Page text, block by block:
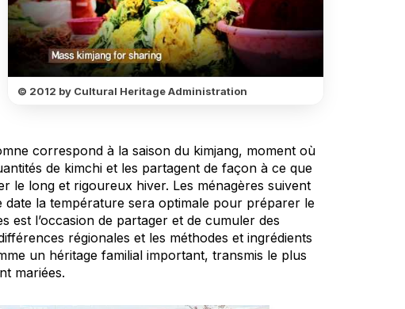
© 2012 by Cultural Heritage Administration
correspond à la saison du kimjang, moment où
de kimchi et les partagent de façon à ce que
long et rigoureux hiver. Les ménagères suivent
la température sera optimale pour préparer le
est l’occasion de partager et de cumuler des
régionales et les méthodes et ingrédients
un héritage familial important, transmis le plus
mariées.